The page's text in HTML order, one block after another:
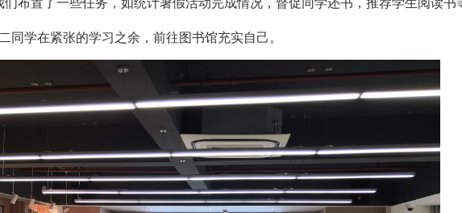
布置了一些任务，如统计暑假活动完成情况，督促同学还书，推荐学生阅读书
同学在紧张的学习之余，前往图书馆充实自己。